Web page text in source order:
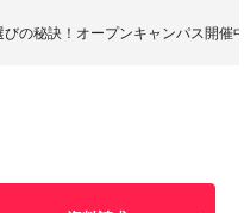
びの秘訣！オープンキャンパス開催